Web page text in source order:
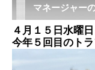
マネージャー
４月１５日水曜
今年５回目のト